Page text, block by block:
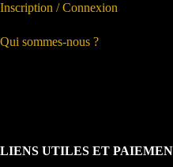
Inscription / Connexion
Qui sommes-nous ?
LIENS UTILES ET